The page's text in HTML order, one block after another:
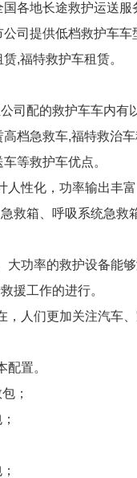
各地长途救护运送服
司提供低档救护车车
,福特救护车租赁。
司配的救护车车内有
档急救车,福特救治
等救护车优点。
人性化，功率输出丰
救箱、呼吸系统急救
大功率的救护设备能
援工作的进行。
，人们更加关注汽车
配置。
；